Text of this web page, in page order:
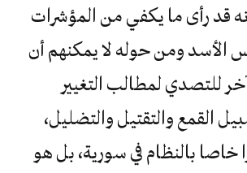
قد رأى ما يكفي من المؤشرات
الأسد ومن حوله لا يمكنهم أن
للتصدي لمطالب التغيير
القمع والتقتيل والتضليل،
خاصا بالنظام في سورية، بل هو